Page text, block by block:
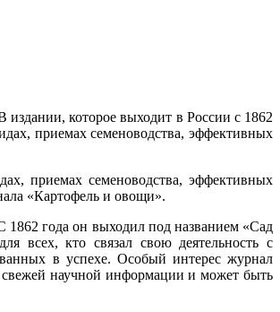
издании, которое выходит в России с 1862
приемах семеноводства, эффективных
приемах семеноводства, эффективных
«Картофель и овощи».
1862 года он выходил под названием «Сад
всех, кто связал свою деятельность с
в успехе. Особый интерес журнал
свежей научной информации и может быть